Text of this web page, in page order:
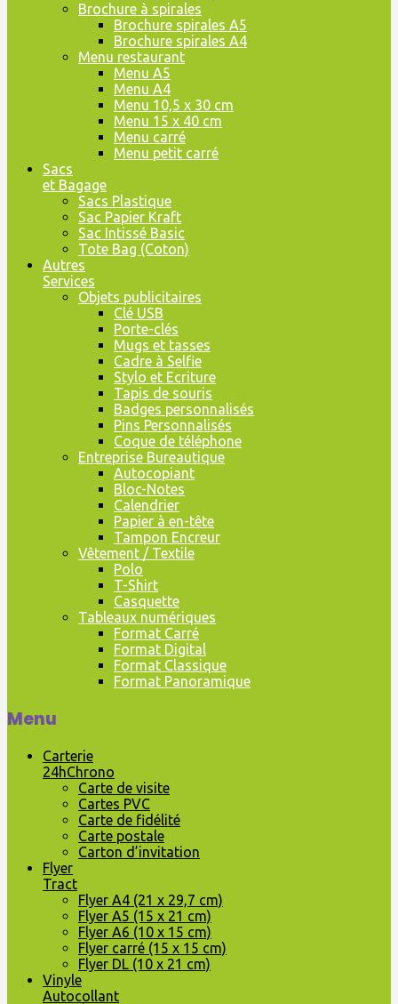
Brochure à spirales
Brochure spirales A5
Brochure spirales A4
Menu restaurant
Menu A5
Menu A4
Menu 10,5 x 30 cm
Menu 15 x 40 cm
Menu carré
Menu petit carré
Sacs
et Bagage
Sacs Plastique
Sac Papier Kraft
Sac Intissé Basic
Tote Bag (Coton)
Autres
Services
Objets publicitaires
Clé USB
Porte-clés
Mugs et tasses
Cadre à Selfie
Stylo et Ecriture
Tapis de souris
Badges personnalisés
Pins Personnalisés
Coque de téléphone
Entreprise Bureautique
Autocopiant
Bloc-Notes
Calendrier
Papier à en-tête
Tampon Encreur
Vêtement / Textile
Polo
T-Shirt
Casquette
Tableaux numériques
Format Carré
Format Digital
Format Classique
Format Panoramique
Menu
Carterie
24hChrono
Carte de visite
Cartes PVC
Carte de fidélité
Carte postale
Carton d’invitation
Flyer
Tract
Flyer A4 (21 x 29,7 cm)
Flyer A5 (15 x 21 cm)
Flyer A6 (10 x 15 cm)
Flyer carré (15 x 15 cm)
Flyer DL (10 x 21 cm)
Vinyle
Autocollant